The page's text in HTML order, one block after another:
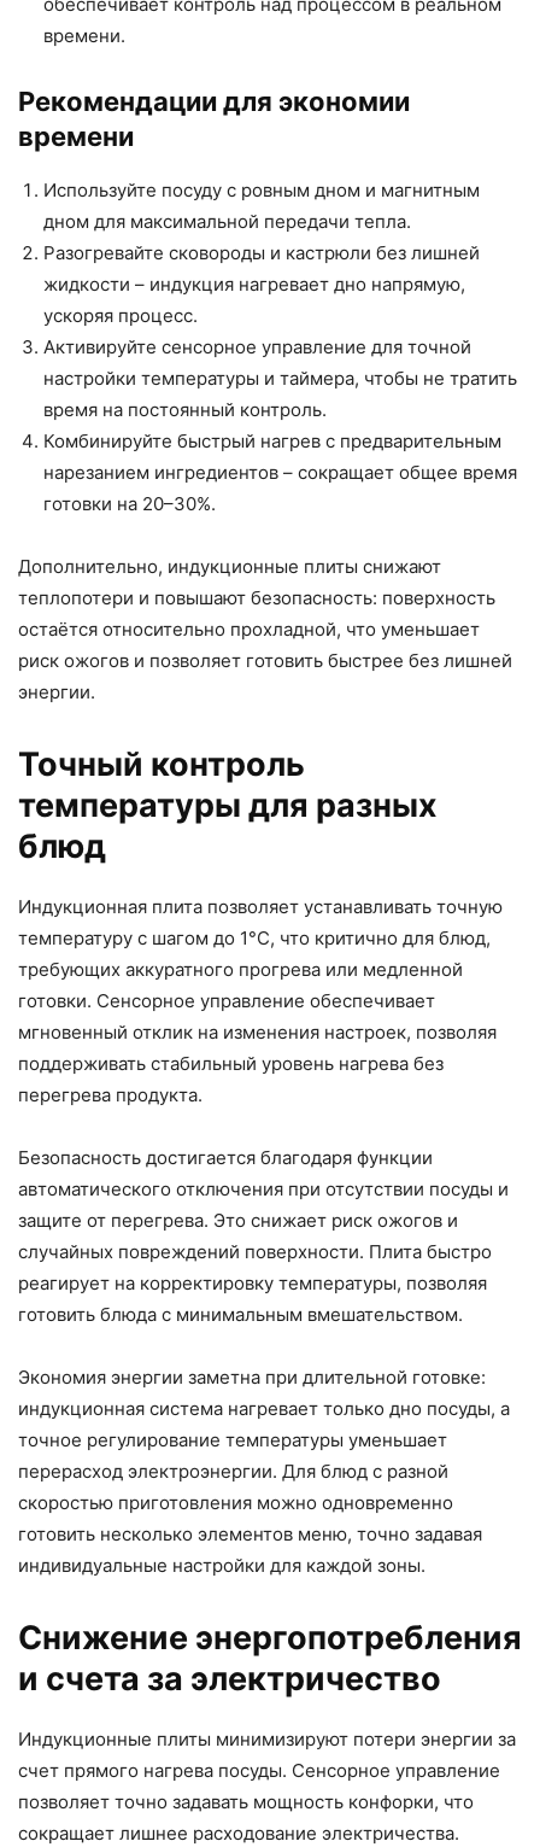
времени.
Рекомендации для экономии
времени
Используйте посуду с ровным дном и магнитным
дном для максимальной передачи тепла.
Разогревайте сковороды и кастрюли без лишней
жидкости – индукция нагревает дно напрямую,
ускоряя процесс.
Активируйте сенсорное управление для точной
настройки температуры и таймера, чтобы не тратить
время на постоянный контроль.
Комбинируйте быстрый нагрев с предварительным
нарезанием ингредиентов – сокращает общее время
готовки на 20–30%.
Дополнительно, индукционные плиты снижают
теплопотери и повышают безопасность: поверхность
остаётся относительно прохладной, что уменьшает
риск ожогов и позволяет готовить быстрее без лишней
энергии.
Точный контроль
температуры для разных
блюд
Индукционная плита позволяет устанавливать точную
температуру с шагом до 1°C, что критично для блюд,
требующих аккуратного прогрева или медленной
готовки. Сенсорное управление обеспечивает
мгновенный отклик на изменения настроек, позволяя
поддерживать стабильный уровень нагрева без
перегрева продукта.
Безопасность достигается благодаря функции
автоматического отключения при отсутствии посуды и
защите от перегрева. Это снижает риск ожогов и
случайных повреждений поверхности. Плита быстро
реагирует на корректировку температуры, позволяя
готовить блюда с минимальным вмешательством.
Экономия энергии заметна при длительной готовке:
индукционная система нагревает только дно посуды, а
точное регулирование температуры уменьшает
перерасход электроэнергии. Для блюд с разной
скоростью приготовления можно одновременно
готовить несколько элементов меню, точно задавая
индивидуальные настройки для каждой зоны.
Снижение энергопотребления
и счета за электричество
Индукционные плиты минимизируют потери энергии за
счет прямого нагрева посуды. Сенсорное управление
позволяет точно задавать мощность конфорки, что
сокращает лишнее расходование электричества.